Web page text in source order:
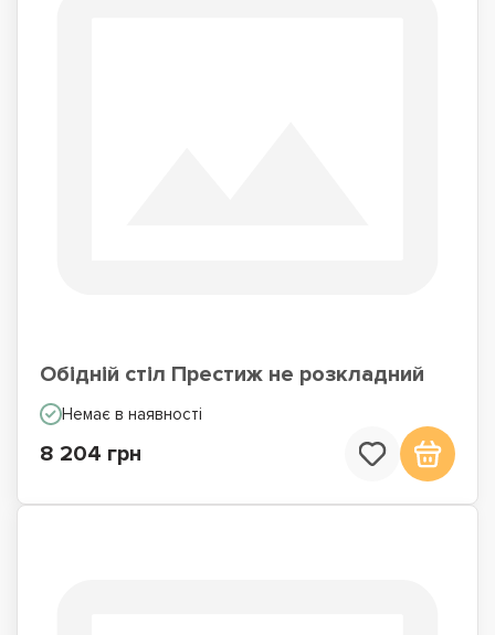
Обідній стіл Престиж не розкладний
Немає в наявності
8 204 грн